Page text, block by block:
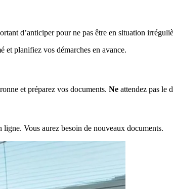
d’anticiper pour ne pas être en situation
et planifiez vos démarches en avance.
et préparez vos documents. Ne attendez pas le
ligne. Vous aurez besoin de nouveaux documents.